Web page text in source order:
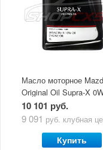
Масло моторное
Original Oil Supra-X
(5 л)
10 101 руб.
9 091 руб. клубная
Купить